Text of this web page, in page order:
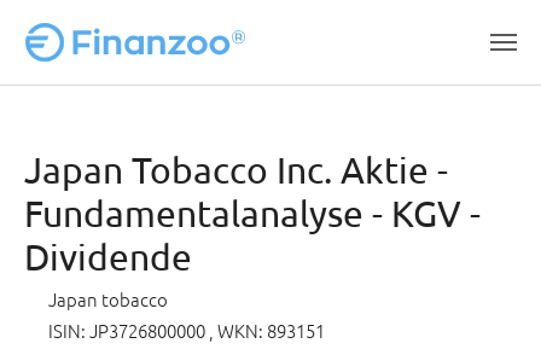
Japan Tobacco Inc. Aktie -
Fundamentalanalyse - KGV -
Dividende
Japan tobacco
ISIN: JP3726800000 , WKN: 893151